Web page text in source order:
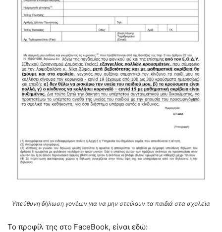
Υπεύθυνη δήλωση γονέων για να μην στείλουν τα παιδιά στα σχολεία
Το προφίλ της στο FaceBook, είναι εδώ: